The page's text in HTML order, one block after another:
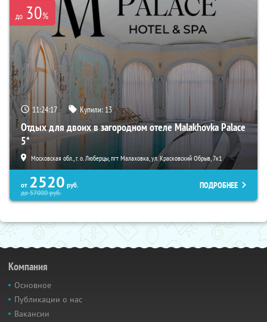
до 30%
11:24:16 Купили:13
Отдых для двоих в загородном отеле Malakhovka Palace
5*
Московская обл., г. о. Люберцы, пгт Малаховка, ул. Красковский Обрыв, 7к1
от 2520 руб.
до57000руб.
ПОДРОБНЕЕ
Компания
Основное
Публикации о нас
Вакансии